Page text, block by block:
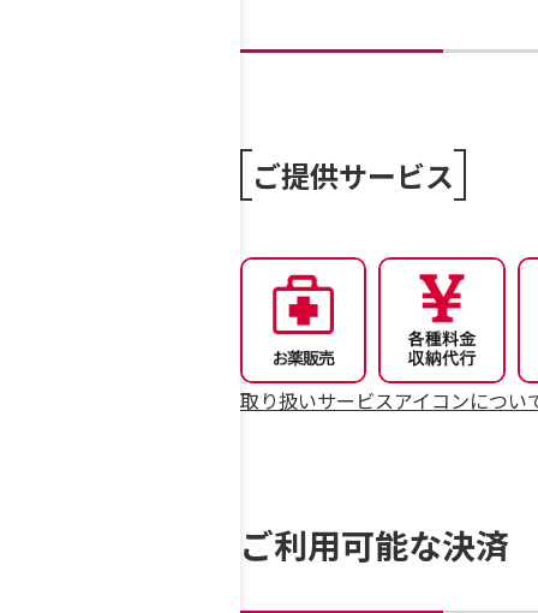
ご提供サービス
取り扱いサービスアイコンについ
ご利用可能な決済